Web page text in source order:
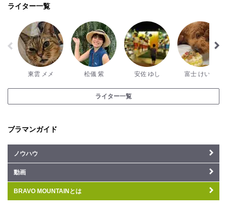
ライター一覧
東雲 メメ 松儀 紫 安佐 ゆし 富士 けい太
ライター一覧
ブラマンガイド
ノウハウ
動画
BRAVO MOUNTAINとは